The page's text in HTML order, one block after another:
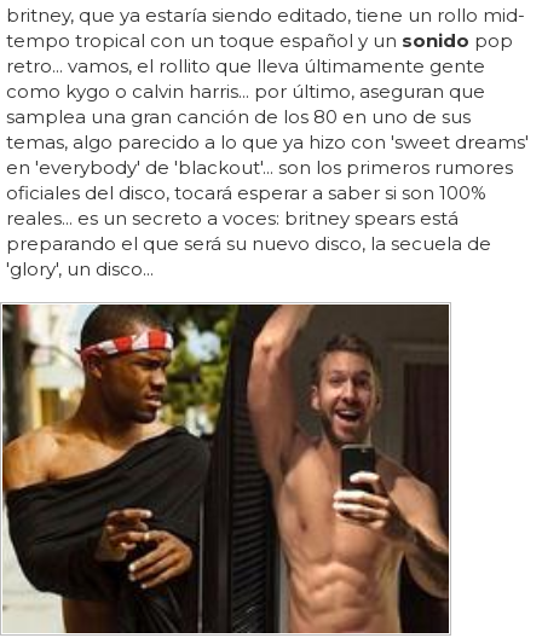
britney, que ya estaría siendo editado, tiene un rollo mid-
tempo tropical con un toque español y un sonido pop
retro... vamos, el rollito que lleva últimamente gente
como kygo o calvin harris... por último, aseguran que
samplea una gran canción de los 80 en uno de sus
temas, algo parecido a lo que ya hizo con 'sweet dreams'
en 'everybody' de 'blackout'... son los primeros rumores
oficiales del disco, tocará esperar a saber si son 100%
reales... es un secreto a voces: britney spears está
preparando el que será su nuevo disco, la secuela de
'glory', un disco...